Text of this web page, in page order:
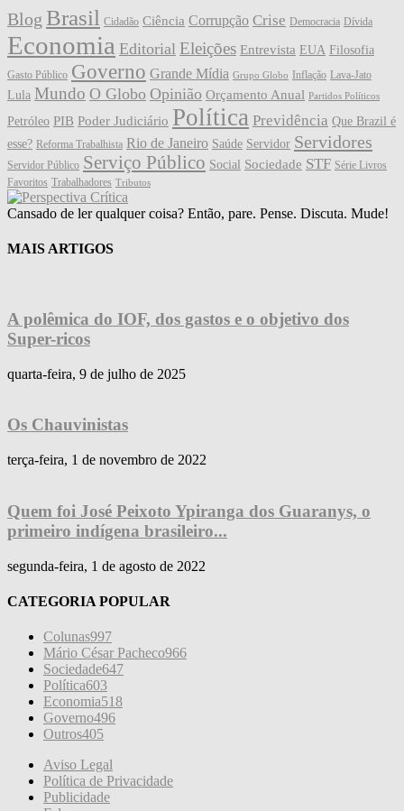
Blog Brasil Cidadão Ciência Corrupção Crise Democracia Dívida
Economia Editorial Eleições Entrevista EUA Filosofia
Gasto Público Governo Grande Mídia Grupo Globo Inflação Lava-Jato
Lula Mundo O Globo Opinião Orçamento Anual Partidos Políticos
Petróleo PIB Poder Judiciário Política Previdência Que Brazil é
esse? Reforma Trabalhista Rio de Janeiro Saúde Servidor Servidores
Servidor Público Serviço Público Social Sociedade STF Série Livros
Favoritos Trabalhadores Tributos
Cansado de ler qualquer coisa? Então, pare. Pense. Discuta. Mude!
MAIS ARTIGOS
A polêmica do IOF, dos gastos e o objetivo dos
Super-ricos
quarta-feira, 9 de julho de 2025
Os Chauvinistas
terça-feira, 1 de novembro de 2022
Quem foi José Peixoto Ypiranga dos Guaranys, o
primeiro indígena brasileiro...
segunda-feira, 1 de agosto de 2022
CATEGORIA POPULAR
Colunas997
Mário César Pacheco966
Sociedade647
Política603
Economia518
Governo496
Outros405
Aviso Legal
Política de Privacidade
Publicidade